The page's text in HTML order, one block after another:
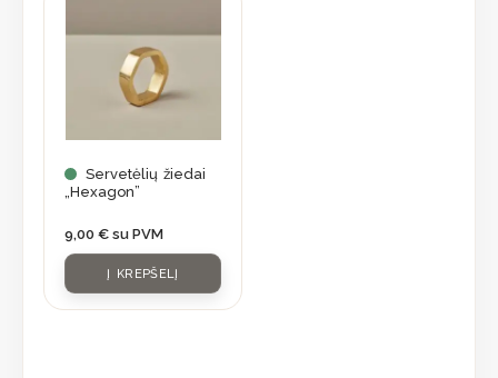
Servetėlių žiedai
„Hexagon”
9,00 € su PVM
Į KREPŠELĮ